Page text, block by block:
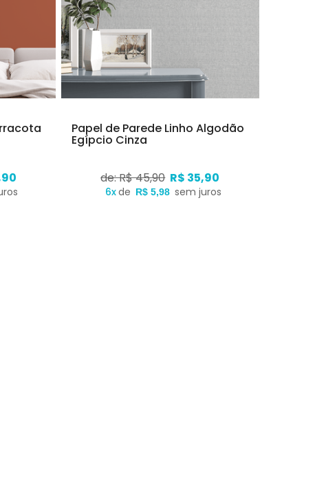
Papel de Parede Linho Algodão
Egípcio Cinza
de: R$ 45,90 R$ 35,90
6xde R$ 5,98 sem juros